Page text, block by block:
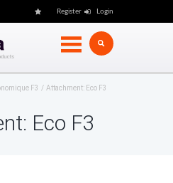
Register Login
F3 Attachment: Eco F3
Eco F3